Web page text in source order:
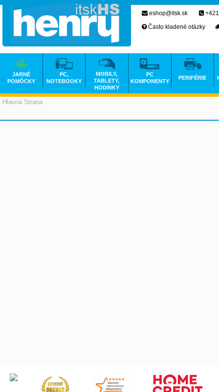
Hlavná Strana
eshop@itsk.sk
Často kladené otázky
JARNÉ
POMÔCKY
PC,
NOTEBOOKY
MOBILY,
TABLETY,
HODINKY
PC
KOMPONENTY
PERIFÉRIE